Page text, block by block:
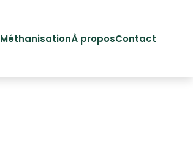
MéthanisationÀ proposContact